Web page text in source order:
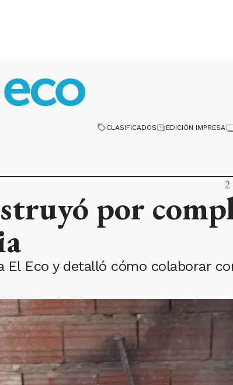
CLASIFICADOS EDICIÓN IMPRESA
2
por
Eco y detalló cómo colaborar